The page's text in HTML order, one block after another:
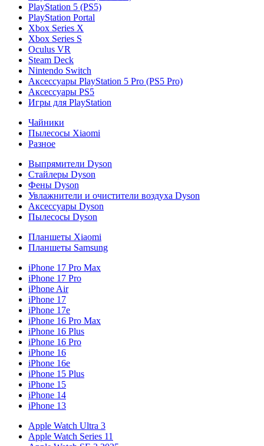
PlayStation 5 (PS5)
PlayStation Portal
Xbox Series X
Xbox Series S
Oculus VR
Steam Deck
Nintendo Switch
Аксессуары PlayStation 5 Pro (PS5 Pro)
Аксессуары PS5
Игры для PlayStation
Чайники
Пылесосы Xiaomi
Разное
Выпрямители Dyson
Стайлеры Dyson
Фены Dyson
Увлажнители и очистители воздуха Dyson
Аксессуары Dyson
Пылесосы Dyson
Планшеты Xiaomi
Планшеты Samsung
iPhone 17 Pro Max
iPhone 17 Pro
iPhone Air
iPhone 17
iPhone 17e
iPhone 16 Pro Max
iPhone 16 Plus
iPhone 16 Pro
iPhone 16
iPhone 16e
iPhone 15 Plus
iPhone 15
iPhone 14
iPhone 13
Apple Watch Ultra 3
Apple Watch Series 11